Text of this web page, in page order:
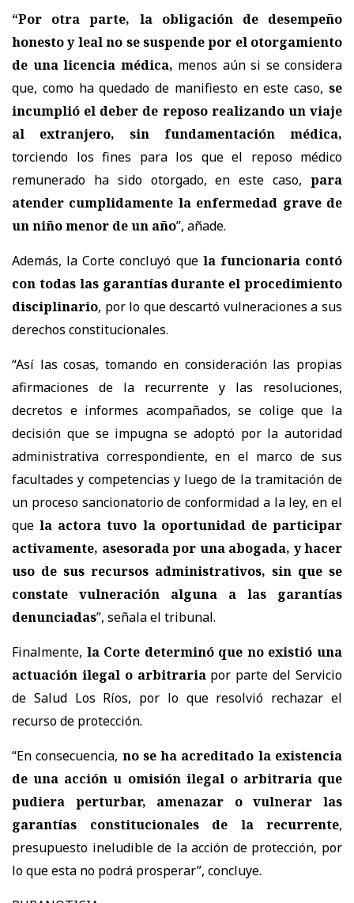
“Por otra parte, la obligación de desempeño
honesto y leal no se suspende por el otorgamiento
de una licencia médica, menos aún si se considera
que, como ha quedado de manifiesto en este caso, se
incumplió el deber de reposo realizando un viaje
al extranjero, sin fundamentación médica,
torciendo los fines para los que el reposo médico
remunerado ha sido otorgado, en este caso, para
atender cumplidamente la enfermedad grave de
un niño menor de un año”, añade.
Además, la Corte concluyó que la funcionaria contó
con todas las garantías durante el procedimiento
disciplinario, por lo que descartó vulneraciones a sus
derechos constitucionales.
“Así las cosas, tomando en consideración las propias
afirmaciones de la recurrente y las resoluciones,
decretos e informes acompañados, se colige que la
decisión que se impugna se adoptó por la autoridad
administrativa correspondiente, en el marco de sus
facultades y competencias y luego de la tramitación de
un proceso sancionatorio de conformidad a la ley, en el
que la actora tuvo la oportunidad de participar
activamente, asesorada por una abogada, y hacer
uso de sus recursos administrativos, sin que se
constate vulneración alguna a las garantías
denunciadas”, señala el tribunal.
Finalmente, la Corte determinó que no existió una
actuación ilegal o arbitrariapor parte del Servicio
de Salud Los Ríos, por lo que resolvió rechazar el
recurso de protección.
“En consecuencia, no se ha acreditado la existencia
de una acción u omisión ilegal o arbitraria que
pudiera perturbar, amenazar o vulnerar las
garantías constitucionales de la recurrente,
presupuesto ineludible de la acción de protección, por
lo que esta no podrá prosperar”, concluye.